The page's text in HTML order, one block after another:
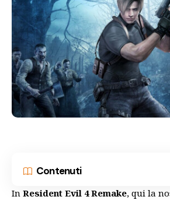
Contenuti
In Resident Evil 4 Remake, qui la